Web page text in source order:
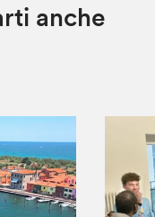
anche